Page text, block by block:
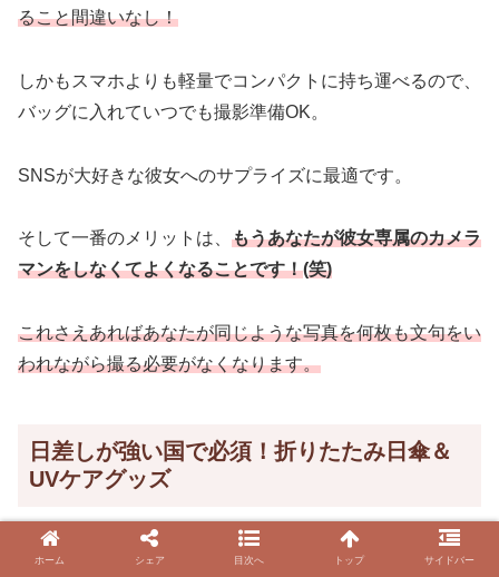
ること間違いなし！
しかもスマホよりも軽量でコンパクトに持ち運べるので、
バッグに入れていつでも撮影準備OK。
SNSが大好きな彼女へのサプライズに最適です。
そして一番のメリットは、 もうあなたが彼女専属のカメラ
マンをしなくてよくなることです！(笑)
これさえあればあなたが同じような写真を何枚も文句をい
われながら撮る必要がなくなります。
日差しが強い国で必須！折りたたみ日傘＆
UVケアグッズ
一年中日差しが強いフィリピンでは、美白を気にする女性
ホーム シェア 目次へ トップ サイドバー